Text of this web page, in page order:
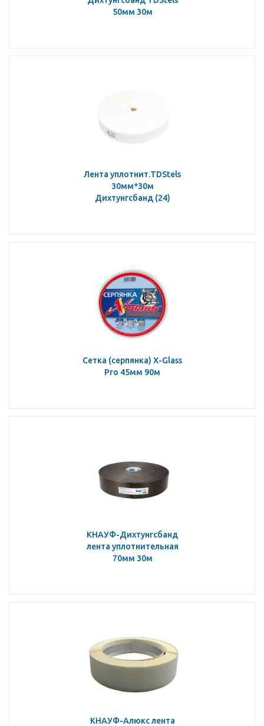
50мм 30м
Лента уплотнит.TDStels
30мм*30м
Дихтунгсбанд (24)
Сетка (серпянка) X-Glass
Pro 45мм 90м
КНАУФ-Дихтунгсбанд
лента уплотнительная
70мм 30м
КНАУФ-Алюкс лента